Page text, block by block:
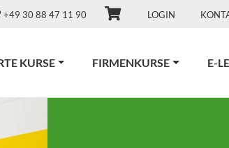
+49 30 88 47 11 90 LOGIN
KURSE FIRMENKURSE E-